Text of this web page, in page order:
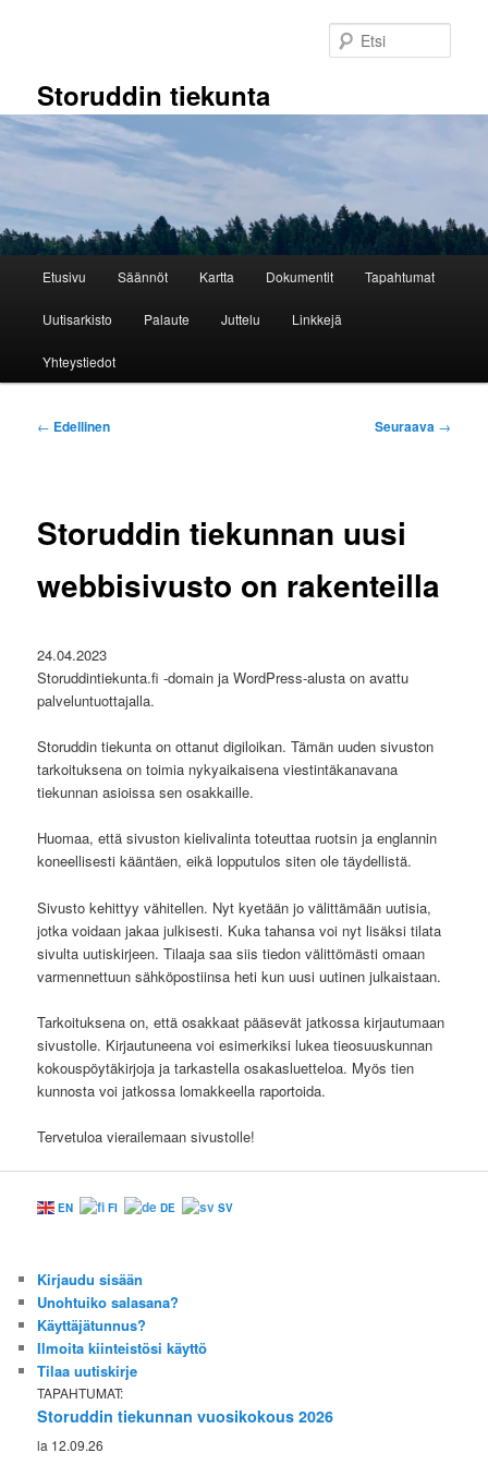
Storuddin tiekunta
Etusivu Säännöt Kartta Dokumentit Tapahtumat
Uutisarkisto Palaute Juttelu Linkkejä
Yhteystiedot
Artikkelien
← Edellinen Seuraava →
Storuddin tiekunnan uusi
webbisivusto on rakenteilla
24.04.2023
Storuddintiekunta.fi -domain ja WordPress-alusta on avattu
palveluntuottajalla.
Storuddin tiekunta on ottanut digiloikan. Tämän uuden sivuston
tarkoituksena on toimia nykyaikaisena viestintäkanavana
tiekunnan asioissa sen osakkaille.
Huomaa, että sivuston kielivalinta toteuttaa ruotsin ja englannin
koneellisesti kääntäen, eikä lopputulos siten ole täydellistä.
Sivusto kehittyy vähitellen. Nyt kyetään jo välittämään uutisia,
jotka voidaan jakaa julkisesti. Kuka tahansa voi nyt lisäksi tilata
sivulta uutiskirjeen. Tilaaja saa siis tiedon välittömästi omaan
varmennettuun sähköpostiinsa heti kun uusi uutinen julkaistaan.
Tarkoituksena on, että osakkaat pääsevät jatkossa kirjautumaan
sivustolle. Kirjautuneena voi esimerkiksi lukea tieosuuskunnan
kokouspöytäkirjoja ja tarkastella osakasluetteloa. Myös tien
kunnosta voi jatkossa lomakkeella raportoida.
Tervetuloa vierailemaan sivustolle!
EN FI DE SV
Kirjaudu sisään
Unohtuiko salasana?
Käyttäjätunnus?
Ilmoita kiinteistösi käyttö
Tilaa uutiskirje
TAPAHTUMAT:
Storuddin tiekunnan vuosikokous 2026
la 12.09.26